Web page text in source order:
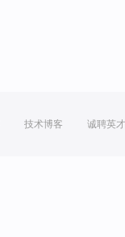
技术博客 诚聘英才